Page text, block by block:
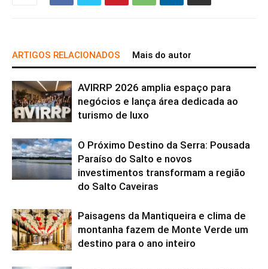
ARTIGOS RELACIONADOS Mais do autor
AVIRRP 2026 amplia espaço para
negócios e lança área dedicada ao
turismo de luxo
O Próximo Destino da Serra: Pousada
Paraíso do Salto e novos
investimentos transformam a região
do Salto Caveiras
Paisagens da Mantiqueira e clima de
montanha fazem de Monte Verde um
destino para o ano inteiro